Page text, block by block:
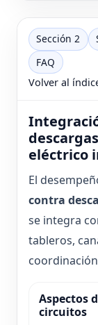
Sección 2
FAQ
Volver al
eléctrico
El
contra
se integra
tableros,
Aspectos
circuitos